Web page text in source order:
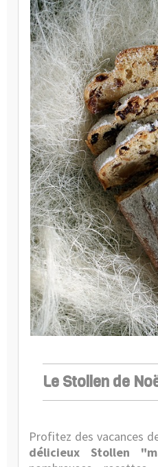
Le Stollen de
Profitez des vacances
délicieux Stollen